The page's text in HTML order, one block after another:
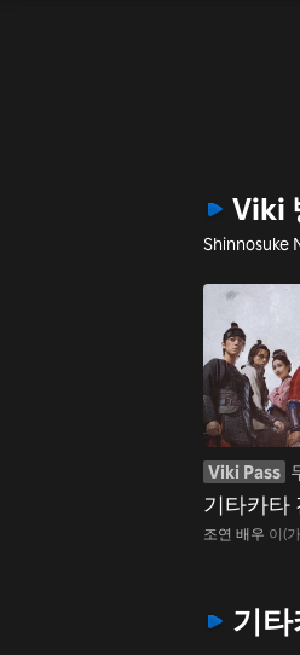
Viki
Shinnosuke
Viki Pass
기타카타
조연 배우 이(
기